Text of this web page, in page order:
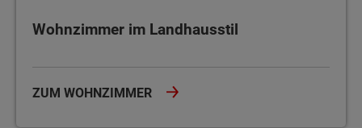
Wohnzimmer im Landhausstil
ZUM WOHNZIMMER